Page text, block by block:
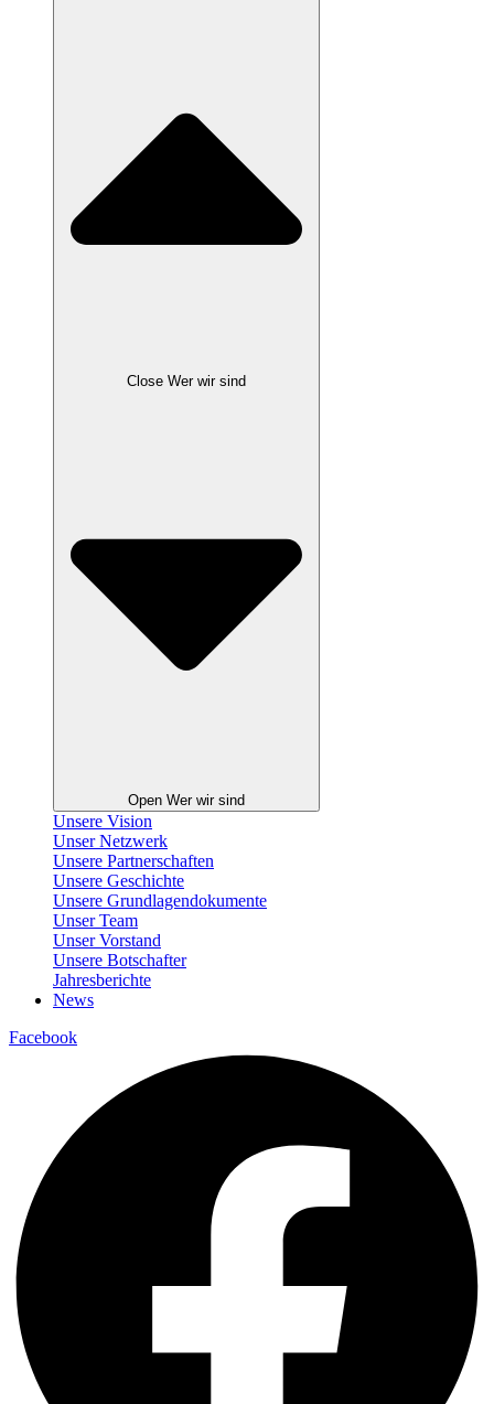
Close Wer wir sind
Open Wer wir sind
Unsere Vision
Unser Netzwerk
Unsere Partnerschaften
Unsere Geschichte
Unsere Grundlagendokumente
Unser Team
Unser Vorstand
Unsere Botschafter
Jahresberichte
News
Facebook